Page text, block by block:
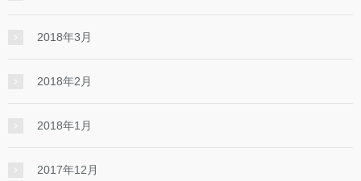
2018年3月
2018年2月
2018年1月
2017年12月